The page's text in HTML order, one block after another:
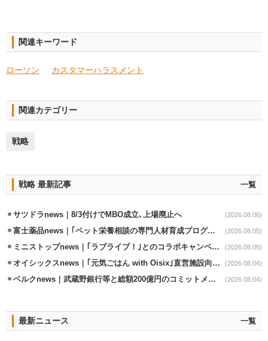
関連キーワード
ローソン カスタマーハラスメント
関連カテゴリー
戦略
戦略 最新記事 一覧
サツドラnews｜8/3付けでMBO成立､上場廃止へ (2026.08.06)
富士薬品news｜｢ペット栄養相談の専門人材育成プログラム｣7月から開始 (2026.08.05)
ミニストップnews｜｢ラブライブ！｣とのコラボキャンペーン8/5から開催 (2026.08.05)
オイシックスnews｜｢元気ごはん with Oisix｣直営施設向けサービスを開始 (2026.08.04)
ベルクnews｜武蔵野銀行等と総額200億円のコミットメント契約 (2026.08.04)
最新ニュース 一覧